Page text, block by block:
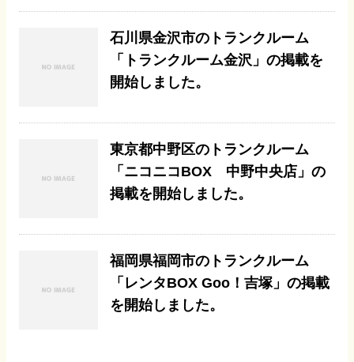
石川県金沢市のトランクルーム
「トランクルーム金沢」の掲載を
開始しました。
東京都中野区のトランクルーム
「ニコニコBOX 中野中央店」の
掲載を開始しました。
福岡県福岡市のトランクルーム
「レンタBOX Goo！吉塚」の掲載
を開始しました。